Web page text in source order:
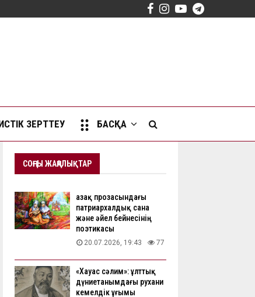
Facebook
Instagram
YoutubeTelegram
ЗЕРТТЕУ БАСҚА
СОҢҒЫ ЖАҢАЛЫҚТАР
Қазақ прозасындағы
патриархалдық сана
және әйел бейнесінің
поэтикасы
20.07.2026, 19:43 77
«Хауас сәлим»: ұлттық
дүниетанымдағы рухани
кемелдік ұғымы